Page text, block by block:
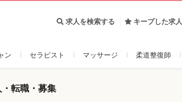
求人を検索する キープした求人
ン セラピスト マッサージ 柔道整復師
転職・募集